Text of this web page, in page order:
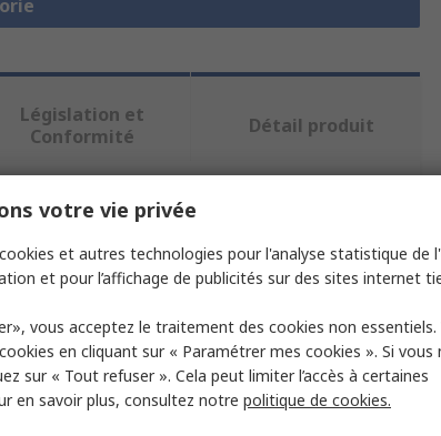
Législation et
Conformité
Détail produit
un ou plusieurs attributs.
Valeur
Altera
Programmateurs et émulateurs en circuit
votre vie privée
et autres technologies pour l'analyse statistique de
et pour l’affichage de publicités sur des sites internet
vous acceptez le traitement des cookies non essentiels.
en cliquant sur « Paramétrer mes cookies ». Si vous
sur « Tout refuser ». Cela peut limiter l’accès à certaines
en savoir plus, consultez notre politique de cookies.